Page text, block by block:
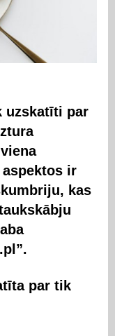
uzskatīti par
aspektos ir
kas
par tik